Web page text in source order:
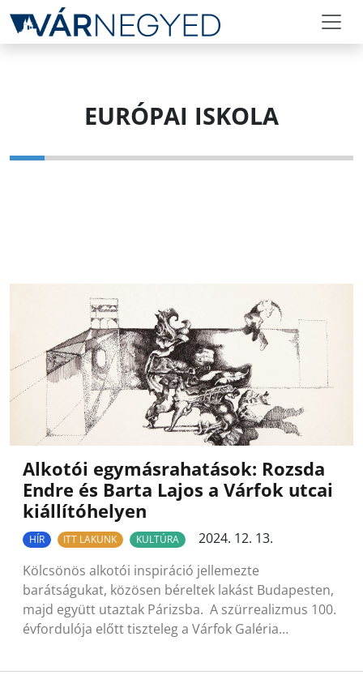
EURÓPAI ISKOLA
Alkotói egymásrahatások: Rozsda
Endre és Barta Lajos a Várfok utcai
kiállítóhelyen
HÍR ITT LAKUNK KULTÚRA
2024. 12. 13.
Kölcsönös alkotói inspiráció jellemezte
barátságukat, közösen béreltek lakást Budapesten,
majd együtt utaztak Párizsba. A szürrealizmus 100.
évfordulója előtt tiszteleg a Várfok Galéria…